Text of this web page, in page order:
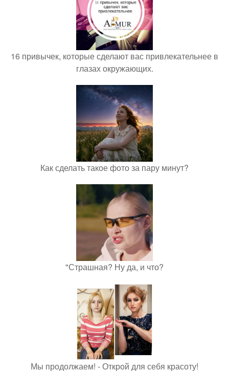
16 привычек, которые сделают вас привлекательнее в
глазах окружающих.
Как сделать такое фото за пару минут?
"Страшная? Ну да, и что?
Мы продолжаем! - Открой для себя красоту!